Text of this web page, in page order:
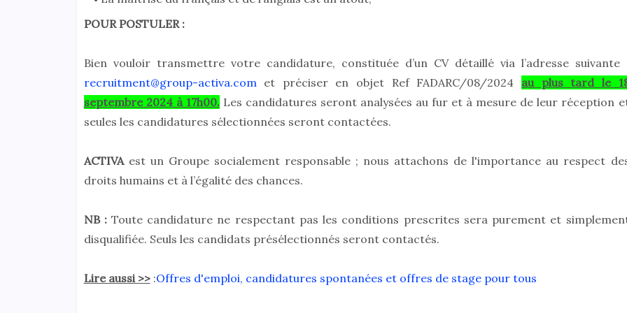
POUR POSTULER :
Bien vouloir transmettre votre candidature, constituée d’un CV détaillé via l’adresse suivante
recruitment@group-activa.comet préciser en objet Ref FADARC/08/2024 au plus tard le
septembre 2024 à 17h00.Les candidatures seront analysées au fur et à mesure de leur réception
seules les candidatures sélectionnées seront contactées.
ACTIVA est un Groupe socialement responsable ; nous attachons de l'importance au respect
droits humains et à l’égalité des chances.
NB : Toute candidature ne respectant pas les conditions prescrites sera purement et
disqualifiée. Seuls les candidats présélectionnés seront contactés.
Lire aussi >>:Offres d'emploi, candidatures spontanées et offres de stage pour tous